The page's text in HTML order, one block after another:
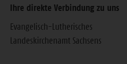
Ihre direkte Verbindung zu uns
Evangelisch-Lutherisches
Landeskirchenamt Sachsens